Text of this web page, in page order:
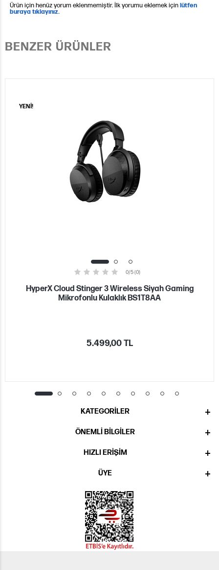
Ürün için henüz yorum eklenmemiştir. İlk yorumu eklemek içinlütfen
buraya tıklayınız.
BENZER ÜRÜNLER
YENİ!
0/5 (0)
HyperX Cloud Stinger 3 Wireless Siyah Gaming
Mikrofonlu Kulaklık BS1T8AA
5.499,00 TL
KATEGORILER
ÖNEMLI BILGILER
HIZLI ERIŞIM
ÜYE